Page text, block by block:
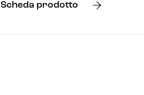
Scheda prodotto